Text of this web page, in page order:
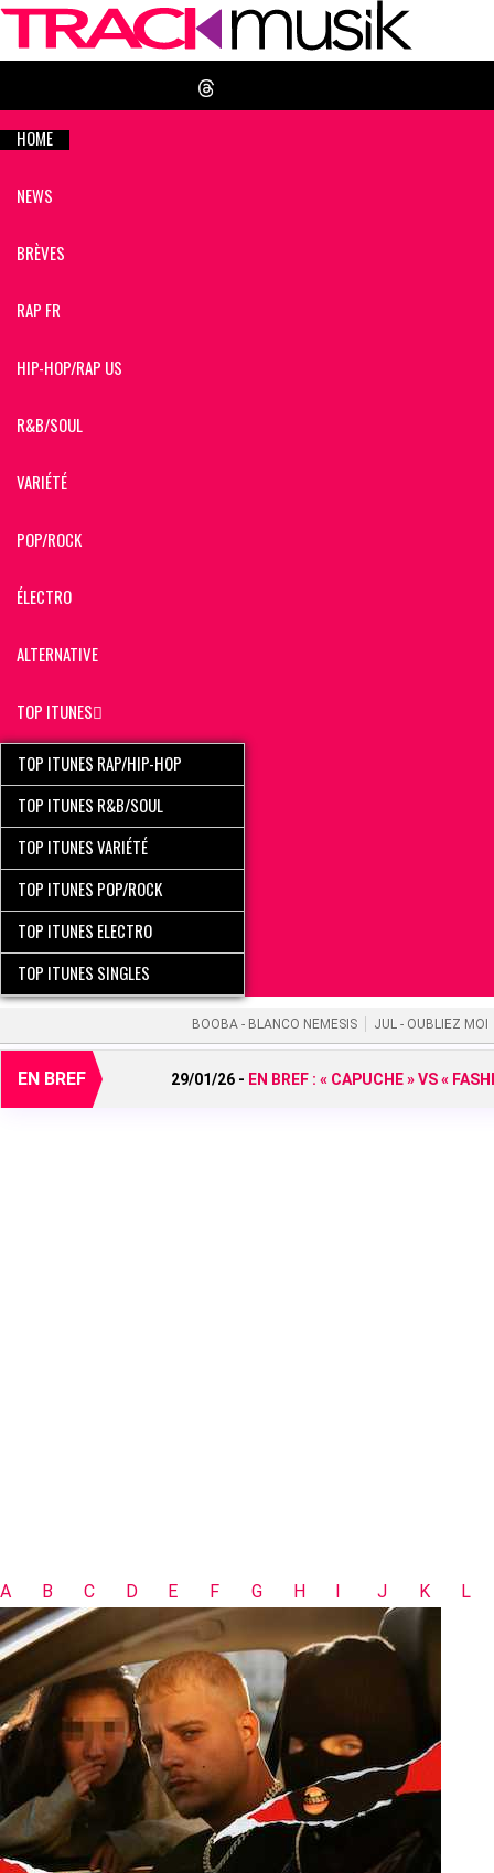
HOME
NEWS
BRÈVES
RAP FR
HIP-HOP/RAP US
R&B/SOUL
VARIÉTÉ
POP/ROCK
ÉLECTRO
ALTERNATIVE
TOP ITUNES
TOP ITUNES RAP/HIP-HOP
TOP ITUNES R&B/SOUL
TOP ITUNES VARIÉTÉ
TOP ITUNES POP/ROCK
TOP ITUNES ELECTRO
TOP ITUNES SINGLES
BOOBA - BLANCO NEMESIS JUL - OUBLIEZ MOI
EN BREF 29/01/26 - EN BREF : « CAPUCHE » VS «
A B C D E F G H I J K L